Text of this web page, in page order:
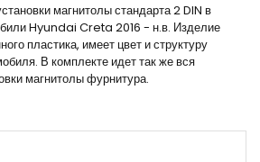
магнитолы стандарта 2 DIN в
Hyundai Creta 2016 - н.в. Изделие
пластика, имеет цвет и структуру
В комплекте идет так же вся
магнитолы фурнитура.